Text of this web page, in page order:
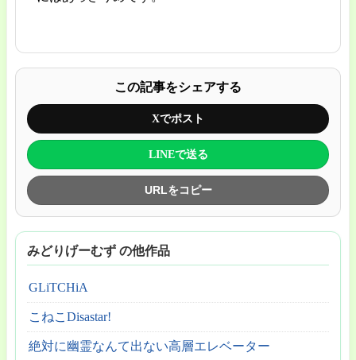
この記事をシェアする
Xでポスト
LINEで送る
URLをコピー
みどりげーむず の他作品
GLiTCHiA
こねこDisastar!
絶対に幽霊なんて出ない高層エレベーター